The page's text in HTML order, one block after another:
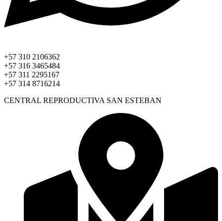
+57 310 2106362
+57 316 3465484
+57 311 2295167
+57 314 8716214
CENTRAL REPRODUCTIVA SAN ESTEBAN